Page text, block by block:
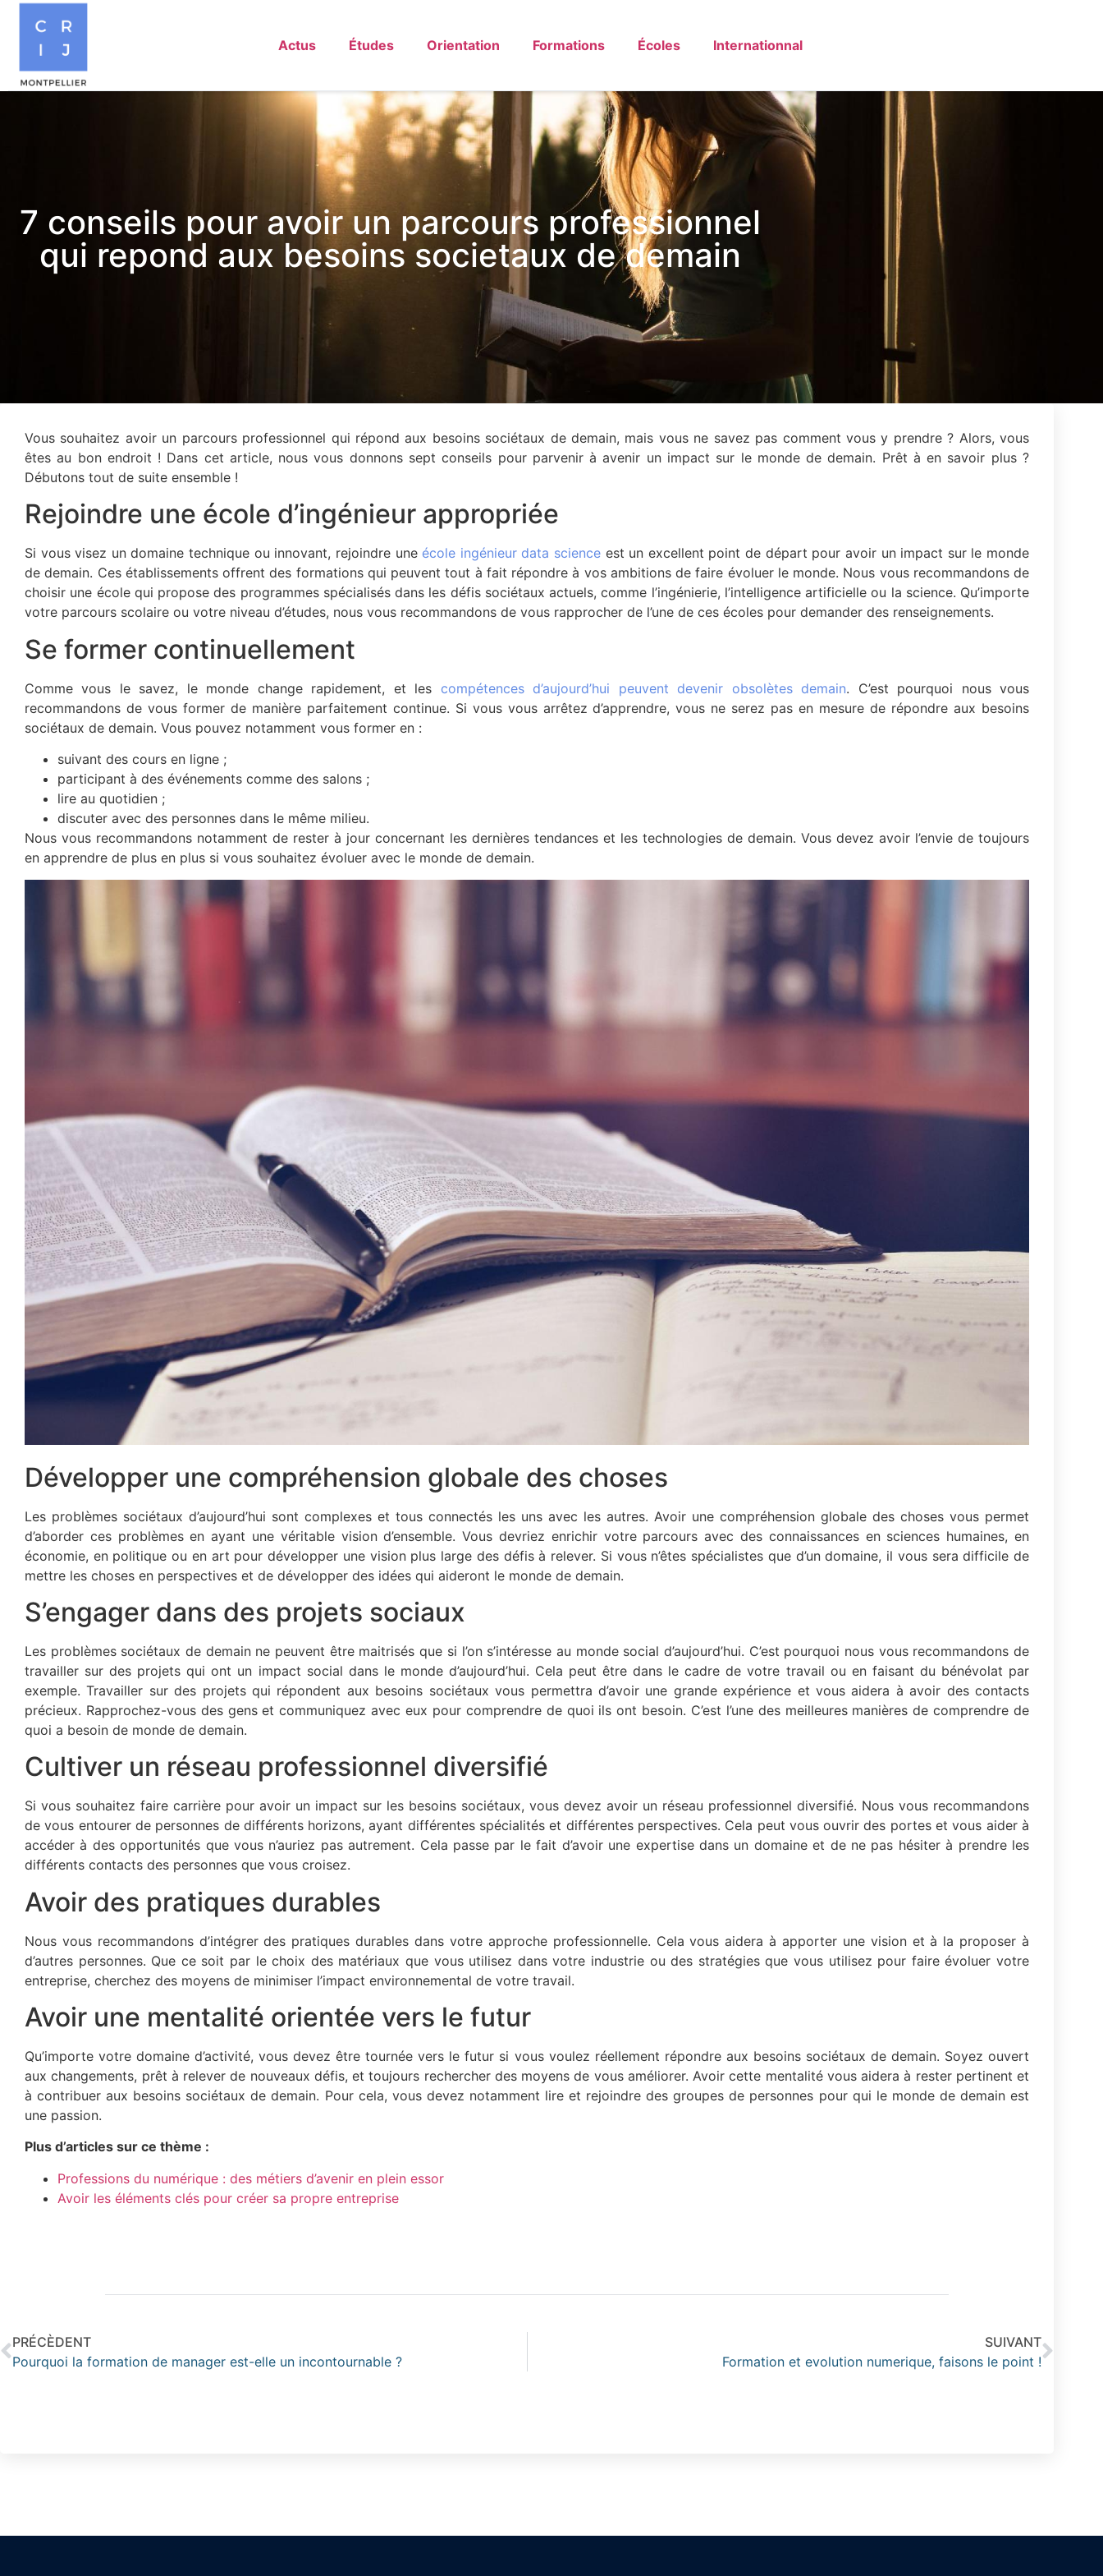
Actus Études Orientation Formations Écoles Internationnal
7 conseils pour avoir un parcours professionnel
qui repond aux besoins societaux de demain
Vous souhaitez avoir un parcours professionnel qui répond aux besoins sociétaux de demain, mais vous ne savez pas comment vous y prendre ? Alors, vous
êtes au bon endroit ! Dans cet article, nous vous donnons sept conseils pour parvenir à avenir un impact sur le monde de demain. Prêt à en savoir plus ?
Débutons tout de suite ensemble !
Rejoindre une école d’ingénieur appropriée
Si vous visez un domaine technique ou innovant, rejoindre une école ingénieur data science est un excellent point de départ pour avoir un impact sur le monde
de demain. Ces établissements offrent des formations qui peuvent tout à fait répondre à vos ambitions de faire évoluer le monde. Nous vous recommandons de
choisir une école qui propose des programmes spécialisés dans les défis sociétaux actuels, comme l’ingénierie, l’intelligence artificielle ou la science. Qu’importe
votre parcours scolaire ou votre niveau d’études, nous vous recommandons de vous rapprocher de l’une de ces écoles pour demander des renseignements.
Se former continuellement
Comme vous le savez, le monde change rapidement, et les compétences d’aujourd’hui peuvent devenir obsolètes demain. C’est pourquoi nous vous
recommandons de vous former de manière parfaitement continue. Si vous vous arrêtez d’apprendre, vous ne serez pas en mesure de répondre aux besoins
sociétaux de demain. Vous pouvez notamment vous former en :
suivant des cours en ligne ;
participant à des événements comme des salons ;
lire au quotidien ;
discuter avec des personnes dans le même milieu.
Nous vous recommandons notamment de rester à jour concernant les dernières tendances et les technologies de demain. Vous devez avoir l’envie de toujours
en apprendre de plus en plus si vous souhaitez évoluer avec le monde de demain.
Développer une compréhension globale des choses
Les problèmes sociétaux d’aujourd’hui sont complexes et tous connectés les uns avec les autres. Avoir une compréhension globale des choses vous permet
d’aborder ces problèmes en ayant une véritable vision d’ensemble. Vous devriez enrichir votre parcours avec des connaissances en sciences humaines, en
économie, en politique ou en art pour développer une vision plus large des défis à relever. Si vous n’êtes spécialistes que d’un domaine, il vous sera difficile de
mettre les choses en perspectives et de développer des idées qui aideront le monde de demain.
S’engager dans des projets sociaux
Les problèmes sociétaux de demain ne peuvent être maitrisés que si l’on s’intéresse au monde social d’aujourd’hui. C’est pourquoi nous vous recommandons de
travailler sur des projets qui ont un impact social dans le monde d’aujourd’hui. Cela peut être dans le cadre de votre travail ou en faisant du bénévolat par
exemple. Travailler sur des projets qui répondent aux besoins sociétaux vous permettra d’avoir une grande expérience et vous aidera à avoir des contacts
précieux. Rapprochez-vous des gens et communiquez avec eux pour comprendre de quoi ils ont besoin. C’est l’une des meilleures manières de comprendre de
quoi a besoin de monde de demain.
Cultiver un réseau professionnel diversifié
Si vous souhaitez faire carrière pour avoir un impact sur les besoins sociétaux, vous devez avoir un réseau professionnel diversifié. Nous vous recommandons
de vous entourer de personnes de différents horizons, ayant différentes spécialités et différentes perspectives. Cela peut vous ouvrir des portes et vous aider à
accéder à des opportunités que vous n’auriez pas autrement. Cela passe par le fait d’avoir une expertise dans un domaine et de ne pas hésiter à prendre les
différents contacts des personnes que vous croisez.
Avoir des pratiques durables
Nous vous recommandons d’intégrer des pratiques durables dans votre approche professionnelle. Cela vous aidera à apporter une vision et à la proposer à
d’autres personnes. Que ce soit par le choix des matériaux que vous utilisez dans votre industrie ou des stratégies que vous utilisez pour faire évoluer votre
entreprise, cherchez des moyens de minimiser l’impact environnemental de votre travail.
Avoir une mentalité orientée vers le futur
Qu’importe votre domaine d’activité, vous devez être tournée vers le futur si vous voulez réellement répondre aux besoins sociétaux de demain. Soyez ouvert
aux changements, prêt à relever de nouveaux défis, et toujours rechercher des moyens de vous améliorer. Avoir cette mentalité vous aidera à rester pertinent et
à contribuer aux besoins sociétaux de demain. Pour cela, vous devez notamment lire et rejoindre des groupes de personnes pour qui le monde de demain est
une passion.
Plus d’articles sur ce thème :
Professions du numérique : des métiers d’avenir en plein essor
Avoir les éléments clés pour créer sa propre entreprise
PRÉCÈDENT
Pourquoi la formation de manager est-elle un incontournable ?
SUIVANT
Formation et evolution numerique, faisons le point !